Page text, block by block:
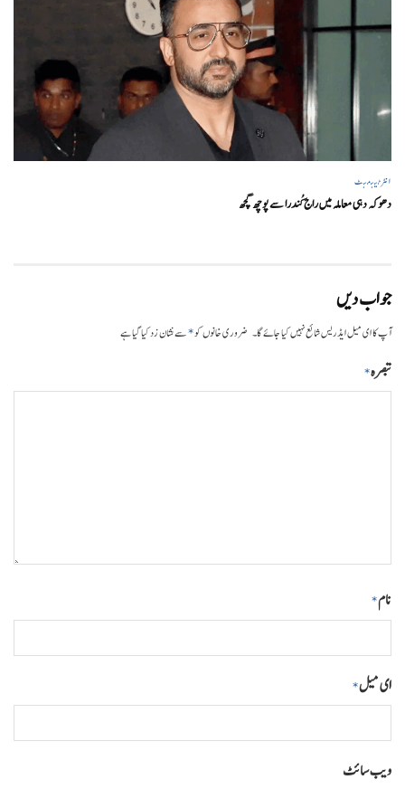
انٹرٹینمنٹ
دھوکہ دہی معاملہ میں راج کُندرا سے پوچھ گچھ
جواب دیں
آپ کا ای میل ایڈریس شائع نہیں کیا جائے گا۔ ضروری خانوں کو*سے نشان زد کیا گیا ہے
تبصرہ*
نام*
ای میل*
ویب‌ سائٹ